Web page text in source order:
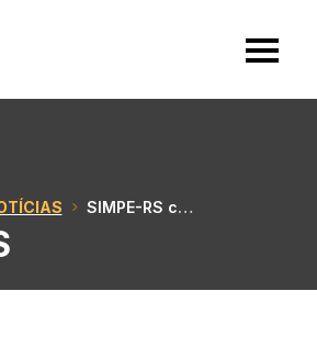
SIMPE-RS convoca a categoria para os atos regionais em defesa da revisão geral anual